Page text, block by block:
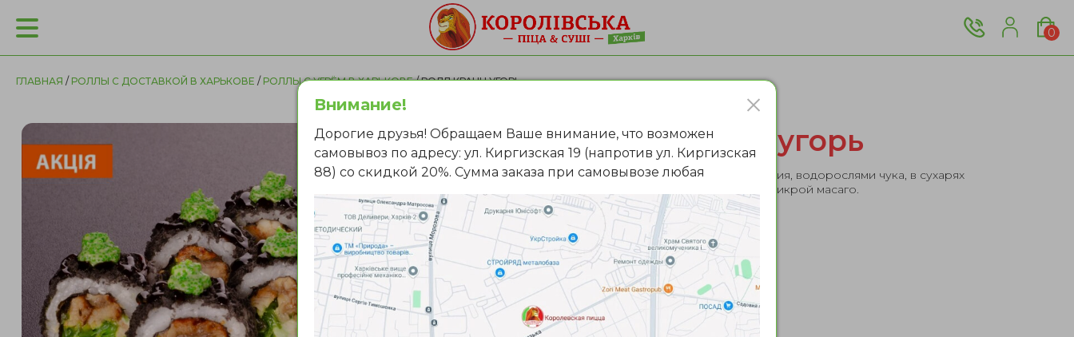
0
ГЛАВНАЯ / РОЛЛЫ С ДОСТАВКОЙ В ХАРЬКОВЕ / РОЛЛЫ С УГРЁМ В ХАРЬКОВЕ/ РОЛЛ КРАНЧ УГОРЬ
Ролл Кранч угорь
Ролл с угрём, сыром филадельфия, водорослями чука, в сухарях
панко, украшен соусом унаги и икрой масаго.
Вес: 280г.
540грн
355грн
ЗАКАЗАТЬ
Внимание!
Дорогие друзья! Обращаем Ваше внимание, что возможен
самовывоз по адресу: ул. Киргизская 19 (напротив ул. Киргизская
88) со скидкой 20%. Сумма заказа при самовывозе любая